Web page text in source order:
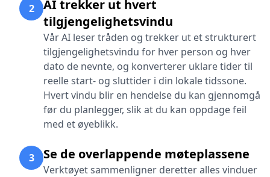
2
AI trekker ut hvert
tilgjengelighetsvindu
Vår AI leser tråden og trekker ut et strukturert
tilgjengelighetsvindu for hver person og hver
dato de nevnte, og konverterer uklare tider til
reelle start- og sluttider i din lokale tidssone.
Hvert vindu blir en hendelse du kan gjennomgå
før du planlegger, slik at du kan oppdage feil
med et øyeblikk.
3 Se de overlappende møteplassene
Verktøyet sammenligner deretter alles vinduer